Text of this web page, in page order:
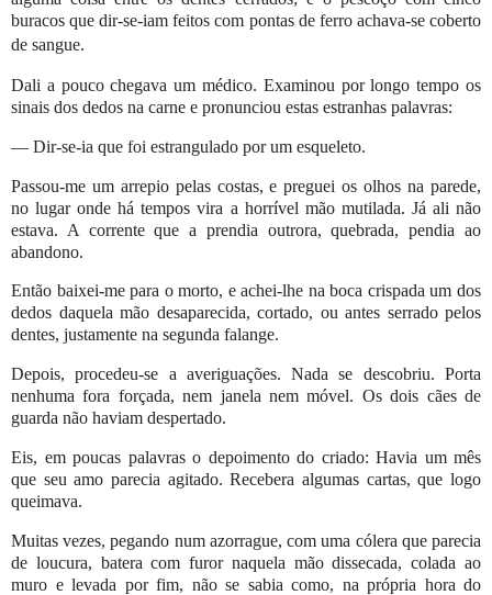
buracos que dir-se-iam feitos com pontas de ferro achava-se coberto
de sangue.
Dali a pouco chegava um médico. Examinou por longo tempo os
sinais dos dedos na carne e pronunciou estas estranhas palavras:
— Dir-se-ia que foi estrangulado por um esqueleto.
Passou-me um arrepio pelas costas, e preguei os olhos na parede,
no lugar onde há tempos vira a horrível mão mutilada. Já ali não
estava. A corrente que a prendia outrora, quebrada, pendia ao
abandono.
Então baixei-me para o morto, e achei-lhe na boca crispada um dos
dedos daquela mão desaparecida, cortado, ou antes serrado pelos
dentes, justamente na segunda falange.
Depois, procedeu-se a averiguações. Nada se descobriu. Porta
nenhuma fora forçada, nem janela nem móvel. Os dois cães de
guarda não haviam despertado.
Eis, em poucas palavras o depoimento do criado: Havia um mês
que seu amo parecia agitado. Recebera algumas cartas, que logo
queimava.
Muitas vezes, pegando num azorrague, com uma cólera que parecia
de loucura, batera com furor naquela mão dissecada, colada ao
muro e levada por fim, não se sabia como, na própria hora do